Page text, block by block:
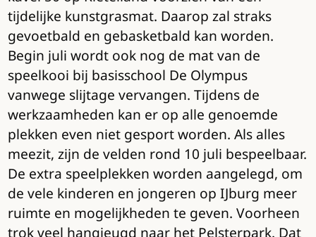
tijdelijke kunstgrasmat. Daarop zal straks
gevoetbald en gebasketbald kan worden.
Begin juli wordt ook nog de mat van de
speelkooi bij basisschool De Olympus
vanwege slijtage vervangen. Tijdens de
werkzaamheden kan er op alle genoemde
plekken even niet gesport worden. Als alles
meezit, zijn de velden rond 10 juli bespeelbaar.
De extra speelplekken worden aangelegd, om
de vele kinderen en jongeren op IJburg meer
ruimte en mogelijkheden te geven. Voorheen
trok veel hangjeugd naar het Pelsterpark. Dat